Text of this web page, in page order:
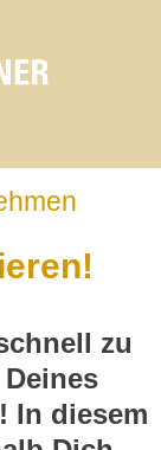
zu
In diesem